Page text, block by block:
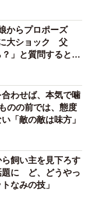
からプロポーズ
に大ショック 父
？」と質問すると…
合わせば、本気で噛
のの前では、態度
「敵の敵は味方」
飼い主を見下ろす
題に ど、どうやっ
なみの技」